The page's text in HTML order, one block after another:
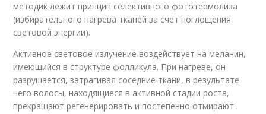
методик лежит принцип селективного фототермолиза
(избирательного нагрева тканей за счет поглощения
световой энергии).
Активное световое излучение воздействует на меланин,
имеющийся в структуре фолликула. При нагреве, он
разрушается, затрагивая соседние ткани, в результате
чего волосы, находящиеся в активной стадии роста,
прекращают регенерировать и постепенно отмирают .